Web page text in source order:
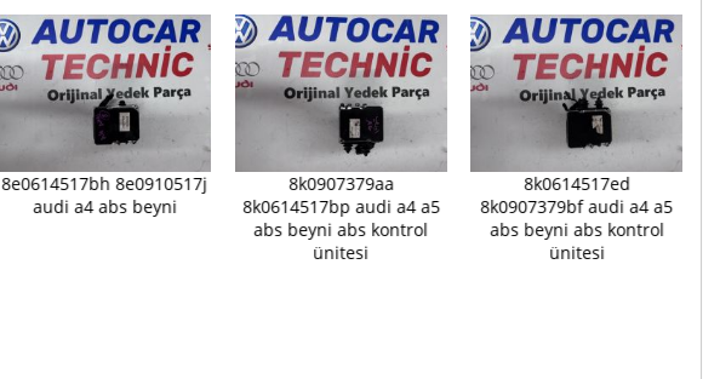
8e0614517bh 8e0910517j
audi a4 abs beyni
8k0907379aa
8k0614517bp audi a4 a5
abs beyni abs kontrol
ünitesi
8k0614517ed
8k0907379bf audi a4 a5
abs beyni abs kontrol
ünitesi